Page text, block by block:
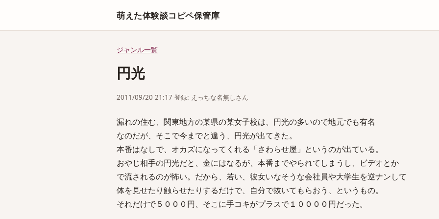
萌えた体験談コピペ保管庫
ジャンル一覧
円光
2011/09/20 21:17 登録: えっちな名無しさん
漏れの住む、関東地方の某県の某女子校は、円光の多いので地元でも有名
なのだが、そこで今までと違う、円光が出てきた。
本番はなしで、オカズになってくれる「さわらせ屋」というのが出ている。
おやじ相手の円光だと、金にはなるが、本番までやられてしまうし、ビデオとか
で流されるのが怖い。だから、若い、彼女いなそうな会社員や大学生を逆ナンして
体を見せたり触らせたりするだけで、自分で抜いてもらおう、というもの。
それだけで５０００円、そこに手コキがプラスで１００００円だった。